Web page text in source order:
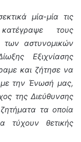
μία-μία τις
τους
των αστυνομικών
Εξιχνίασης
και ζήτησε να
με την Ένωσή μας,
της Διεύθυνσης
τα οποία
τύχουν θετικής